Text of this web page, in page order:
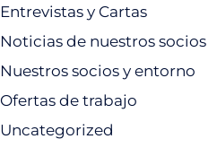
Entrevistas y Cartas
Noticias de nuestros socios
Nuestros socios y entorno
Ofertas de trabajo
Uncategorized